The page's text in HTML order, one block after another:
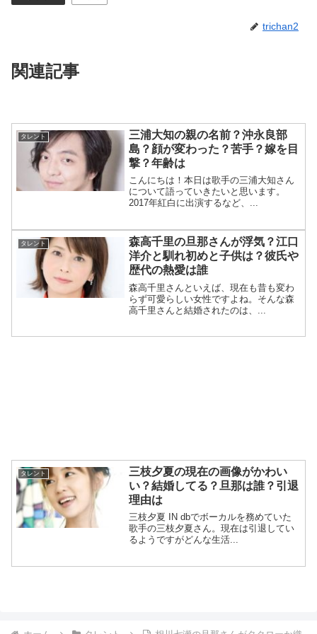
trichan2
関連記事
タレント
三浦大知の親の名前？沖永良部
島？顔が変わった？苦手？嫁を目
撃？年齢は
こんにちは！本日は歌手の三浦大知さん
について語っていきたいと思います。
2017年紅白に出演するなど、...
タレント
森高千里の旦那さんが浮気？江口
洋介と馴れ初めと子供は？彼氏や
歴代の熱愛は誰
森高千里さんといえば、現在も昔も変わ
らず可愛らしい女性ですよね。そんな森
高千里さんと結婚されたのは、...
タレント
三枝夕夏の現在の画像がかわい
い？結婚してる？旦那は誰？引退
理由は
三枝夕夏 IN dbでボーカルを務めていた
歌手の三枝夕夏さん。現在は引退してい
るようですがどんな生活...